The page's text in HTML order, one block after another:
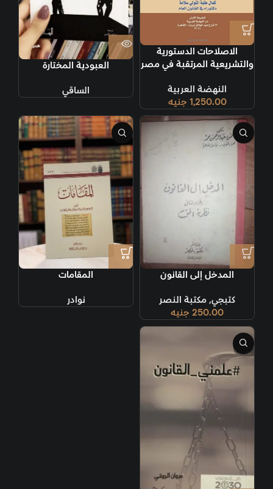
الاصلاحات الدستورية
والتشريعية المرتقبة في مصر
النهضة العربية
1,250.00 جنيه
العبودية المختارة
الساقي
المدخل إلى القانون
كتبجي, مكتبة النصر
250.00 جنيه
المقامات
نوادر